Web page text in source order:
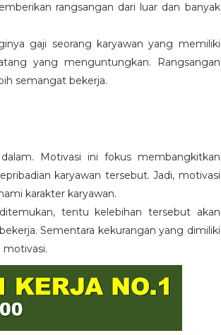
rangsangan dari luar dan banyak
gaji seorang karyawan yang memiliki
yang menguntungkan. Rangsangan
semangat bekerja.
Motivasi ini fokus membangkitkan
karyawan tersebut. Jadi, motivasi
karakter karyawan.
tentu kelebihan tersebut akan
Sementara kekurangan yang dimiliki
motivasi.